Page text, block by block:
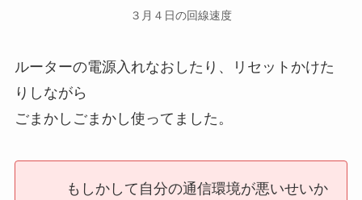
３月４日の回線速度
ルーターの電源入れなおしたり、リセットかけた
りしながら
ごまかしごまかし使ってました。
もしかして自分の通信環境が悪いせいか